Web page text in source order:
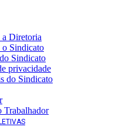
a Diretoria
o Sindicato
Sindicato
privacidade
do Sindicato
Trabalhador